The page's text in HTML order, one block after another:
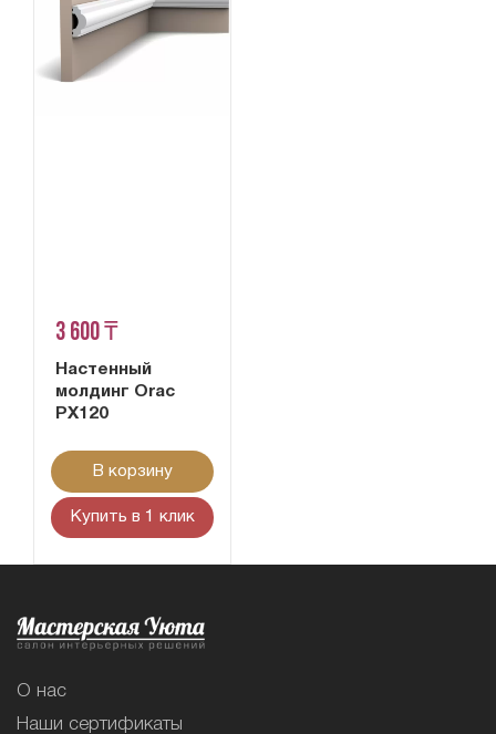
3 600 ₸
Настенный
молдинг Orac
PX120
В корзину
Купить в 1 клик
О нас
Наши сертификаты